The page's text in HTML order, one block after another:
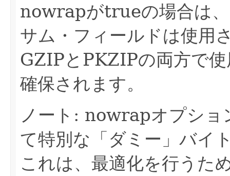
nowrapがtrueの場合は
サム・フィールドは使用
GZIPとPKZIPの両方で
確保されます。
ノート: nowrapオプショ
て特別な「ダミー」バイ
これは、最適化を行うた